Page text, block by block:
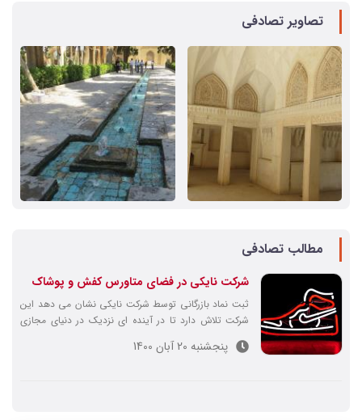
تصاویر تصادفی
مطالب تصادفی
شرکت نایکی در فضای متاورس کفش و پوشاک
مجازی تولید می کند
ثبت نماد بازرگانی توسط شرکت نایکی نشان می دهد این
شرکت تلاش دارد تا در آینده ای نزدیک در دنیای مجازی
پنجشنبه 20 آبان 1400